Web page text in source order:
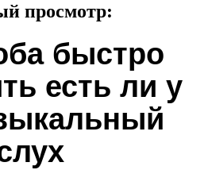
просмотр:
быстро
есть ли у